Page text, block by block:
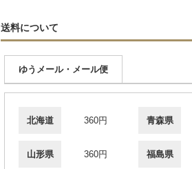
送料について
ゆうメール・メール便
北海道 360円 青森県
山形県 360円 福島県